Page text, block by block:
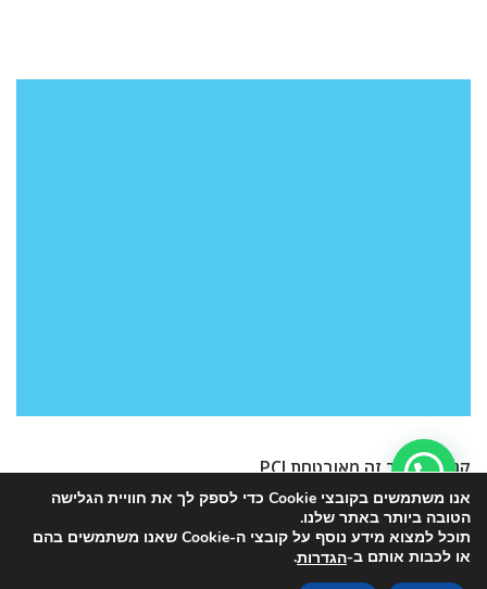
קנייה באתר זה מאובטחת PCI
אנו משתמשים בקובצי Cookie כדי לספק לך את חוויית הגלישה
הטובה ביותר באתר שלנו.
תוכל למצוא מידע נוסף על קובצי ה-Cookie שאנו משתמשים בהם
או לכבות אותם ב-הגדרות.